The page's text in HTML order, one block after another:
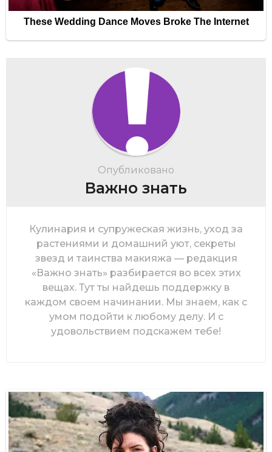
Опубликовано
Важно знать
Кулинария и супружеская жизнь, уход за
растениями и домашний уют, секреты
звезд и таинства макияжа — редакция
«Важно знать» разбирается во всех этих
вещах. Тут ты найдешь поддержку в
каждом своем начинании. Мы знаем, как с
умом подойти к любому делу. И с
удовольствием подскажем тебе!